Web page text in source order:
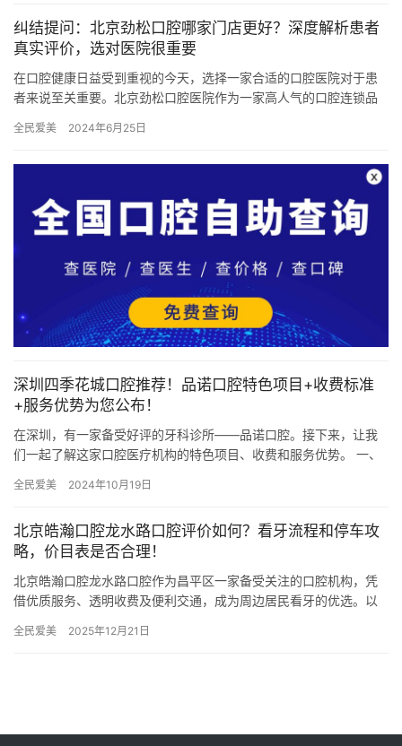
纠结提问：北京劲松口腔哪家门店更好？深度解析患者
真实评价，选对医院很重要
在口腔健康日益受到重视的今天，选择一家合适的口腔医院对于患
者来说至关重要。北京劲松口腔医院作为一家高人气的口腔连锁品
者的关…
全民爱美 2024年6月25日
深圳四季花城口腔推荐！品诺口腔特色项目+收费标准
+服务优势为您公布！
在深圳，有一家备受好评的牙科诊所——品诺口腔。接下来，让我
们一起了解这家口腔医疗机构的特色项目、收费和服务优势。 一、
疗…
全民爱美 2024年10月19日
北京皓瀚口腔龙水路口腔评价如何？看牙流程和停车攻
略，价目表是否合理！
北京皓瀚口腔龙水路口腔作为昌平区一家备受关注的口腔机构，凭
借优质服务、透明收费及便利交通，成为周边居民看牙的优选。以
一、…
全民爱美 2025年12月21日